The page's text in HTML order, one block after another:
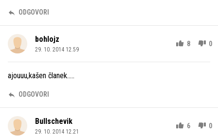
ODGOVORI
bohlojz
29. 10. 2014 12.59
8 0
ajouuu,kašen članek.....
ODGOVORI
Bullschevik
29. 10. 2014 12.21
6 0